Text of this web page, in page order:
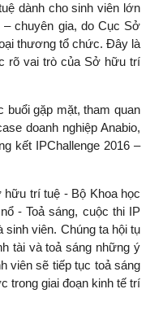
dành cho sinh viên lớn
chuyên gia, do Cục Sở
thương tổ chức. Đây là
rõ vai trò của Sở hữu trí
buổi gặp mặt, tham quan
doanh nghiệp Anabio,
kết IPChallenge 2016 –
trí tuệ - Bộ Khoa học
- Toả sáng, cuộc thi IP
sinh viên. Chúng ta hội tụ
tài và toả sáng những ý
viên sẽ tiếp tục toả sáng
trong giai đoạn kinh tế trí